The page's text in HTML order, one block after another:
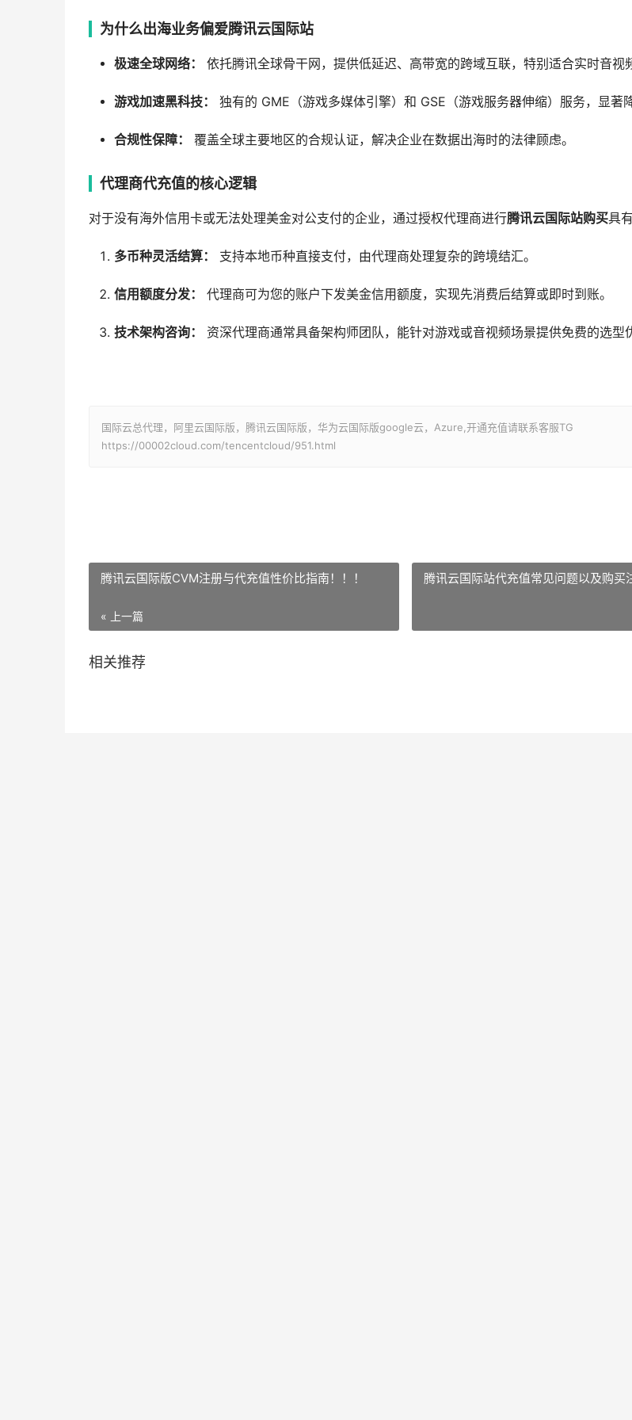
为什么出海业务偏爱腾讯云国际站
极速全球网络： 依托腾讯全球骨干网，提供低延迟、高带宽的跨域互联，特别适合实时音视
游戏加速黑科技： 独有的 GME（游戏多媒体引擎）和 GSE（游戏服务器伸缩）服务，显著
合规性保障： 覆盖全球主要地区的合规认证，解决企业在数据出海时的法律顾虑。
代理商代充值的核心逻辑
对于没有海外信用卡或无法处理美金对公支付的企业，通过授权代理商进行腾讯云国际站购买具
多币种灵活结算： 支持本地币种直接支付，由代理商处理复杂的跨境结汇。
信用额度分发： 代理商可为您的账户下发美金信用额度，实现先消费后结算或即时到账。
技术架构咨询： 资深代理商通常具备架构师团队，能针对游戏或音视频场景提供免费的选型
国际云总代理，阿里云国际版，腾讯云国际版，华为云国际版google云，Azure,开通充值请联系客服TG
https://00002cloud.com/tencentcloud/951.html
腾讯云国际版CVM注册与代充值性价比指南！！！
« 上一篇
腾讯云国际站代充值常见问题以及购买
相关推荐